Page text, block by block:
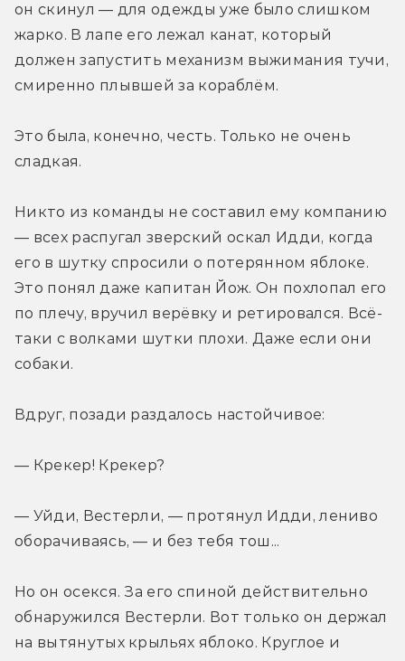
он скинул — для одежды уже было слишком
жарко. В лапе его лежал канат, который
должен запустить механизм выжимания тучи,
смиренно плывшей за кораблём.
Это была, конечно, честь. Только не очень
сладкая.
Никто из команды не составил ему компанию
— всех распугал зверский оскал Идди, когда
его в шутку спросили о потерянном яблоке.
Это понял даже капитан Йож. Он похлопал его
по плечу, вручил верёвку и ретировался. Всё-
таки с волками шутки плохи. Даже если они
собаки.
Вдруг, позади раздалось настойчивое:
— Крекер! Крекер?
— Уйди, Вестерли, — протянул Идди, лениво
оборачиваясь, — и без тебя тош...
Но он осекся. За его спиной действительно
обнаружился Вестерли. Вот только он держал
на вытянутых крыльях яблоко. Круглое и